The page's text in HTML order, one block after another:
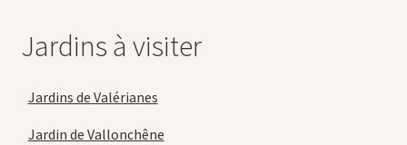
Jardins à visiter
Jardins de Valérianes
Jardin de Vallonchêne